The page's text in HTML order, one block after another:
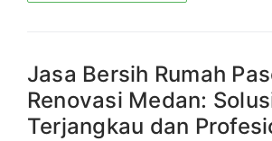
Jasa Bersih Rumah
Renovasi Medan:
Terjangkau dan